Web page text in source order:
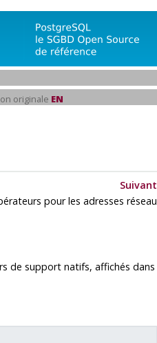
originale EN
Suivant
pour les adresses réseau
de support natifs, affichés dans